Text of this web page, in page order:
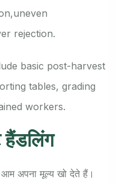
uneven
rejection.
basic post-harvest
tables, grading
workers.
हैंडलिंग
आम अपना मूल्य खो देते हैं।